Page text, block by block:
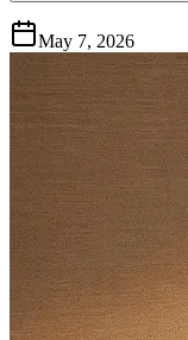
May 7, 2026